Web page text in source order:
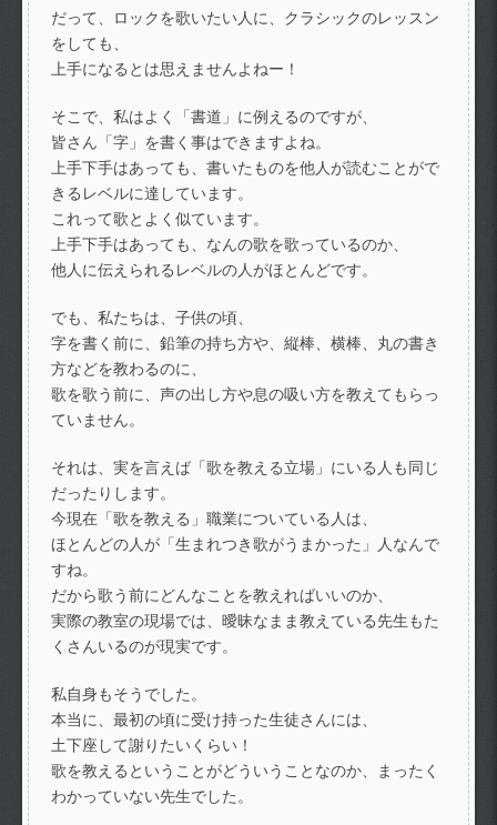
だって、ロックを歌いたい人に、クラシックのレッスン
をしても、
上手になるとは思えませんよねー！
そこで、私はよく「書道」に例えるのですが、
皆さん「字」を書く事はできますよね。
上手下手はあっても、書いたものを他人が読むことがで
きるレベルに達しています。
これって歌とよく似ています。
上手下手はあっても、なんの歌を歌っているのか、
他人に伝えられるレベルの人がほとんどです。
でも、私たちは、子供の頃、
字を書く前に、鉛筆の持ち方や、縦棒、横棒、丸の書き
方などを教わるのに、
歌を歌う前に、声の出し方や息の吸い方を教えてもらっ
ていません。
それは、実を言えば「歌を教える立場」にいる人も同じ
だったりします。
今現在「歌を教える」職業についている人は、
ほとんどの人が「生まれつき歌がうまかった」人なんで
すね。
だから歌う前にどんなことを教えればいいのか、
実際の教室の現場では、曖昧なまま教えている先生もた
くさんいるのが現実です。
私自身もそうでした。
本当に、最初の頃に受け持った生徒さんには、
土下座して謝りたいくらい！
歌を教えるということがどういうことなのか、まったく
わかっていない先生でした。